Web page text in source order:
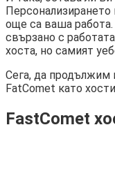
още са ваша
свързано с
хоста, но самият
Сега, да продължим
FatComet като
FastComet